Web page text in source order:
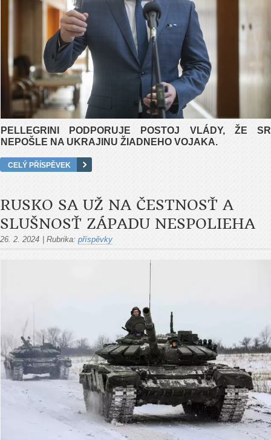
PELLEGRINI PODPORUJE POSTOJ VLÁDY, ŽE SR
NEPOŠLE NA UKRAJINU ŽIADNEHO VOJAKA.
CELÝ PŘÍSPĚVEK
RUSKO SA UŽ NA ČESTNOSŤ A
SLUŠNOSŤ ZÁPADU NESPOLIEHA
26. 2. 2024 Rubrika: příspěvky